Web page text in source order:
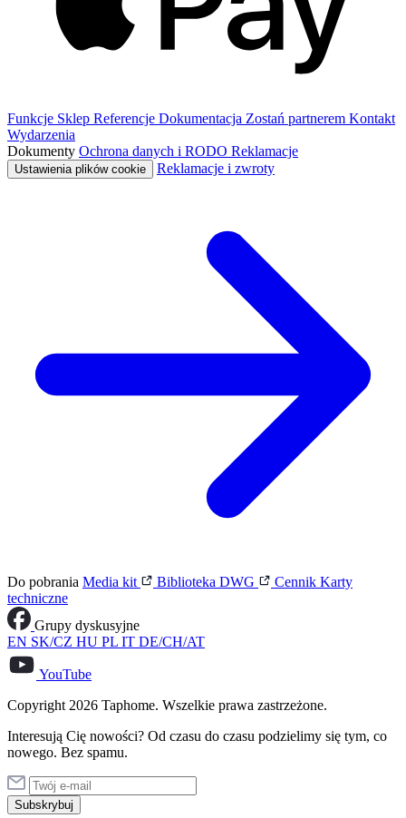
Funkcje Sklep Referencje Dokumentacja Zostań partnerem Kontakt
Wydarzenia
Dokumenty Ochrona danych i RODO Reklamacje
Ustawienia plików cookie Reklamacje i zwroty
Do pobrania Media kit Biblioteka DWG Cennik Karty
techniczne
Grupy dyskusyjne
EN SK/CZ HU PL IT DE/CH/AT
YouTube
Copyright 2026 Taphome. Wszelkie prawa zastrzeżone.
Interesują Cię nowości? Od czasu do czasu podzielimy się tym, co
nowego. Bez spamu.
Subskrybuj